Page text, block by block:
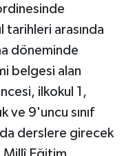
arasında
döneminde
belgesi alan
ilkokul 1,
ve 9'uncu sınıf
derslere girecek